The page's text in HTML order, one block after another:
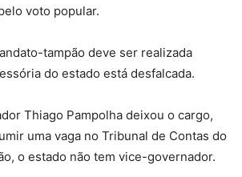
voto popular.
tampão deve ser realizada
do estado está desfalcada.
Thiago Pampolha deixou o cargo,
uma vaga no Tribunal de Contas do
o estado não tem vice-governador.